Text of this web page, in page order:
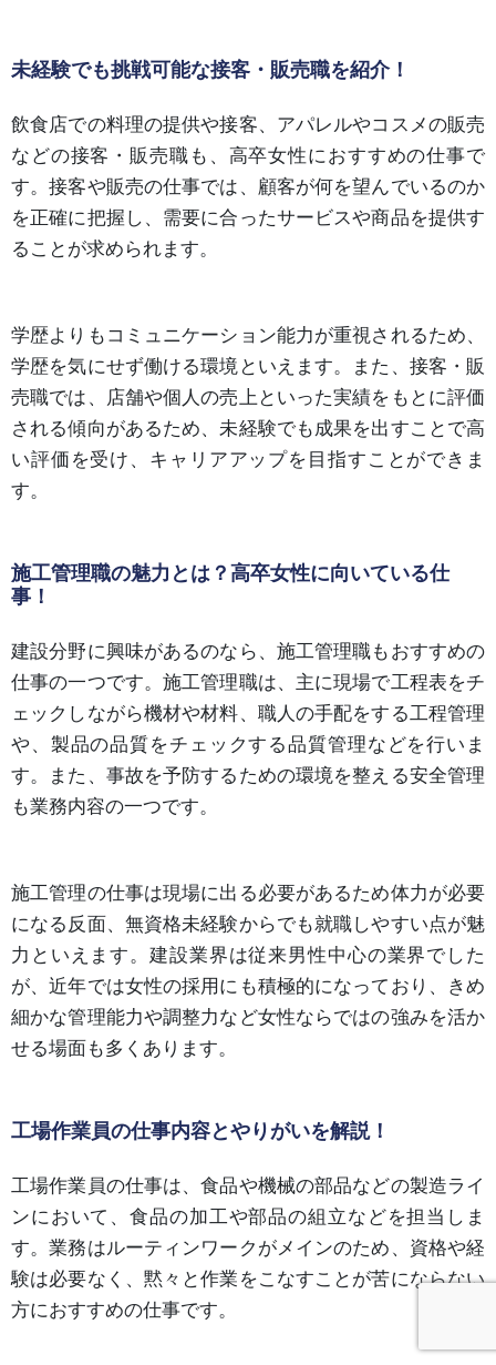
未経験でも挑戦可能な接客・販売職を紹介！
飲食店での料理の提供や接客、アパレルやコスメの販売
などの接客・販売職も、高卒女性におすすめの仕事で
す。接客や販売の仕事では、顧客が何を望んでいるのか
を正確に把握し、需要に合ったサービスや商品を提供す
ることが求められます。
学歴よりもコミュニケーション能力が重視されるため、
学歴を気にせず働ける環境といえます。また、接客・販
売職では、店舗や個人の売上といった実績をもとに評価
される傾向があるため、未経験でも成果を出すことで高
い評価を受け、キャリアアップを目指すことができま
す。
施工管理職の魅力とは？高卒女性に向いている仕
事！
建設分野に興味があるのなら、施工管理職もおすすめの
仕事の一つです。施工管理職は、主に現場で工程表をチ
ェックしながら機材や材料、職人の手配をする工程管理
や、製品の品質をチェックする品質管理などを行いま
す。また、事故を予防するための環境を整える安全管理
も業務内容の一つです。
施工管理の仕事は現場に出る必要があるため体力が必要
になる反面、無資格未経験からでも就職しやすい点が魅
力といえます。建設業界は従来男性中心の業界でした
が、近年では女性の採用にも積極的になっており、きめ
細かな管理能力や調整力など女性ならではの強みを活か
せる場面も多くあります。
工場作業員の仕事内容とやりがいを解説！
工場作業員の仕事は、食品や機械の部品などの製造ライ
ンにおいて、食品の加工や部品の組立などを担当しま
す。業務はルーティンワークがメインのため、資格や経
験は必要なく、黙々と作業をこなすことが苦にならない
方におすすめの仕事です。